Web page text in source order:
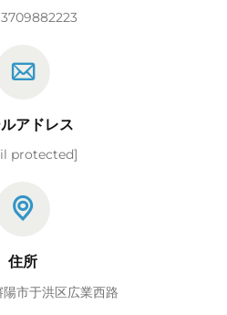
アドレス
protected]
住所
市于洪区広業西路